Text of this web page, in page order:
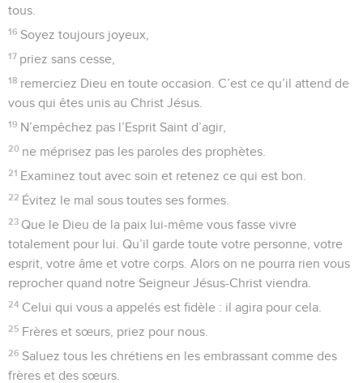
tous.
16 Soyez toujours joyeux,
17 priez sans cesse,
18 remerciez Dieu en toute occasion. C’est ce qu’il attend de
vous qui êtes unis au Christ Jésus.
19 N’empêchez pas l’Esprit Saint d’agir,
20 ne méprisez pas les paroles des prophètes.
21 Examinez tout avec soin et retenez ce qui est bon.
22 Évitez le mal sous toutes ses formes.
23 Que le Dieu de la paix lui-même vous fasse vivre
totalement pour lui. Qu’il garde toute votre personne, votre
esprit, votre âme et votre corps. Alors on ne pourra rien vous
reprocher quand notre Seigneur Jésus-Christ viendra.
24 Celui qui vous a appelés est fidèle : il agira pour cela.
25 Frères et sœurs, priez pour nous.
26 Saluez tous les chrétiens en les embrassant comme des
frères et des sœurs.